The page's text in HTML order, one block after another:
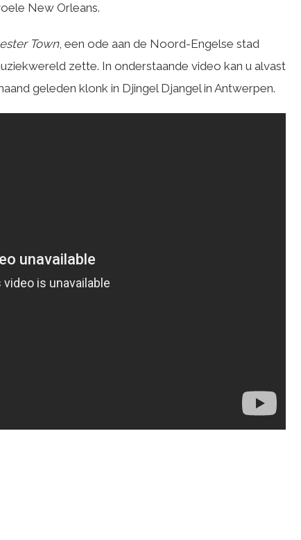
New Orleans.
Town, een ode aan de Noord-Engelse stad
zette. In onderstaande video kan u alvast
geleden klonk in Djingel Djangel in Antwerpen.